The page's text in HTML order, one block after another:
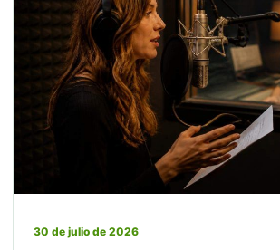
30 de julio de 2026